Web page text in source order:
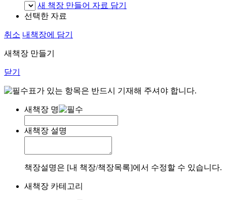
새 책장 만들어 자료 담기
선택한 자료
취소 내책장에 담기
새책장 만들기
닫기
표가 있는 항목은 반드시 기재해 주셔야 합니다.
새책장 명
새책장 설명
책장설명은 [내 책장/책장목록]에서 수정할 수 있습니다.
새책장 카테고리